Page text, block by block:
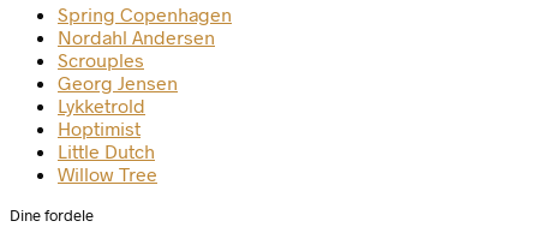
Spring Copenhagen
Nordahl Andersen
Scrouples
Georg Jensen
Lykketrold
Hoptimist
Little Dutch
Willow Tree
Dine fordele